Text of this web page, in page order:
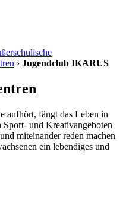
› Jugendclub IKARUS
aufhört, fängt das Leben in
und Kreativangeboten
miteinander reden machen
ein lebendiges und